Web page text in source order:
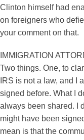
Clinton himself had
on foreigners who
your comment on that.
IMMIGRATION
Two things. One, to
IRS is not a law, and I
signed before. What I
always been shared. I
might have been
mean is that the